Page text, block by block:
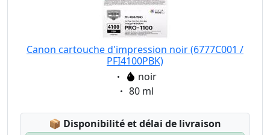
Canon cartouche d'impression noir (6777C001 /
PFI4100PBK)
Eigenschaft:
noir
Eigenschaft:
80 ml
📦 Lagerstatus:
Disponibilité et délai de livraison